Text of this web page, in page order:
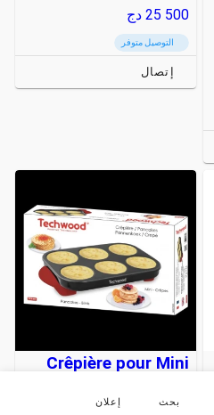
25 500 دج
التوصيل متوفر
إتصال
Crêpière pour Mini
بحث إعلان